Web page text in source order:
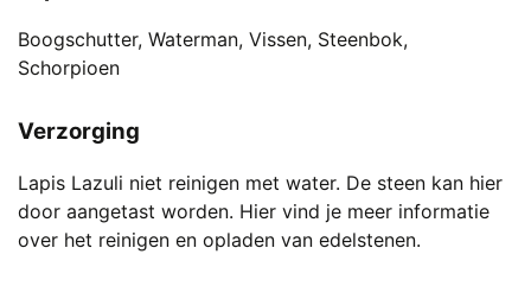
Boogschutter, Waterman, Vissen, Steenbok,
Schorpioen
Verzorging
Lapis Lazuli niet reinigen met water. De steen kan hier
door aangetast worden. Hier vind je meer informatie
over het reinigen en opladen van edelstenen.